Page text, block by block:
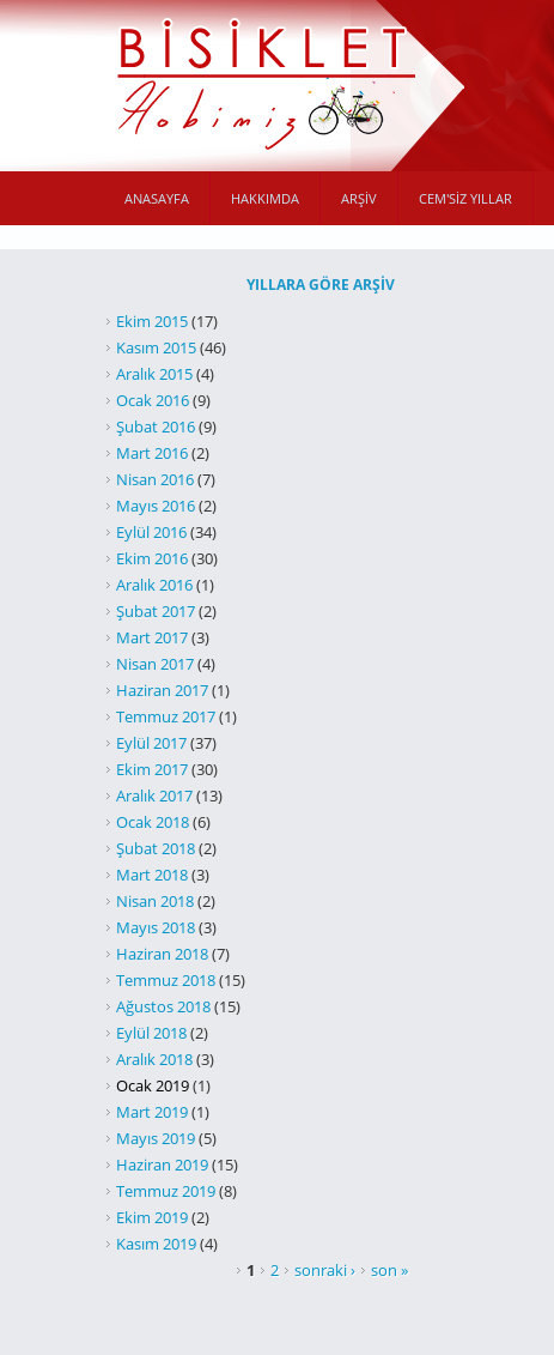
Ana içeriğe atla
ANASAYFA HAKKIMDA ARŞİV CEM'SIZ YILLAR
YILLARA GÖRE ARŞIV
Ekim 2015(17)
Kasım 2015(46)
Aralık 2015(4)
Ocak 2016(9)
Şubat 2016(9)
Mart 2016(2)
Nisan 2016(7)
Mayıs 2016(2)
Eylül 2016(34)
Ekim 2016(30)
Aralık 2016(1)
Şubat 2017(2)
Mart 2017(3)
Nisan 2017(4)
Haziran 2017(1)
Temmuz 2017(1)
Eylül 2017(37)
Ekim 2017(30)
Aralık 2017(13)
Ocak 2018(6)
Şubat 2018(2)
Mart 2018(3)
Nisan 2018(2)
Mayıs 2018(3)
Haziran 2018(7)
Temmuz 2018(15)
Ağustos 2018(15)
Eylül 2018(2)
Aralık 2018(3)
Ocak 2019(1)
Mart 2019(1)
Mayıs 2019(5)
Haziran 2019(15)
Temmuz 2019(8)
Ekim 2019(2)
Kasım 2019(4)
1 2 sonraki › son »